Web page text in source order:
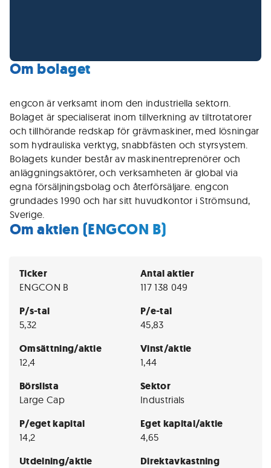
Om bolaget
engcon är verksamt inom den industriella sektorn.
Bolaget är specialiserat inom tillverkning av tiltrotatorer
och tillhörande redskap för grävmaskiner, med lösningar
som hydrauliska verktyg, snabbfästen och styrsystem.
Bolagets kunder består av maskinentreprenörer och
anläggningsaktörer, och verksamheten är global via
egna försäljningsbolag och återförsäljare. engcon
grundades 1990 och har sitt huvudkontor i Strömsund,
Sverige.
Om aktien (ENGCON B)
Ticker
ENGCON B
Antal aktier
117 138 049
P/s-tal
5,32
P/e-tal
45,83
Omsättning/aktie
12,4
Vinst/aktie
1,44
Börslista
Large Cap
Sektor
Industrials
P/eget kapital
14,2
Eget kapital/aktie
4,65
Utdelning/aktie Direktavkastning